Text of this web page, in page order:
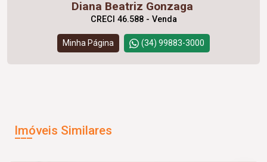
Diana Beatriz Gonzaga
CRECI 46.588 - Venda
Minha Página (34) 99883-3000
Imóveis Similares